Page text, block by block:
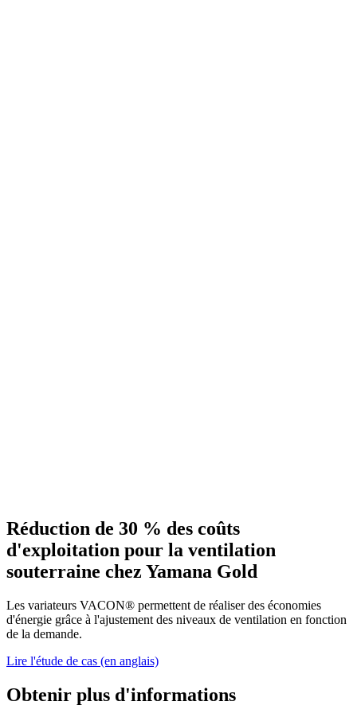
Réduction de 30 % des coûts
d'exploitation pour la ventilation
souterraine chez Yamana Gold
Les variateurs VACON® permettent de réaliser des économies
d'énergie grâce à l'ajustement des niveaux de ventilation en fonction
de la demande.
Lire l'étude de cas (en anglais)
Obtenir plus d'informations